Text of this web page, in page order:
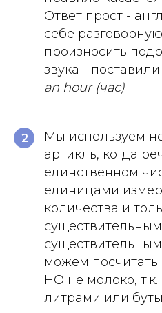
Ответ прост -
себе
произносить
звука -
an hour (час)
2
Мы используем
артикль, когда
единственном
единицами
количества и
можем
НО не молоко,
литрами или